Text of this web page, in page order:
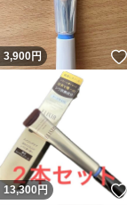
3,900円
13,300 円